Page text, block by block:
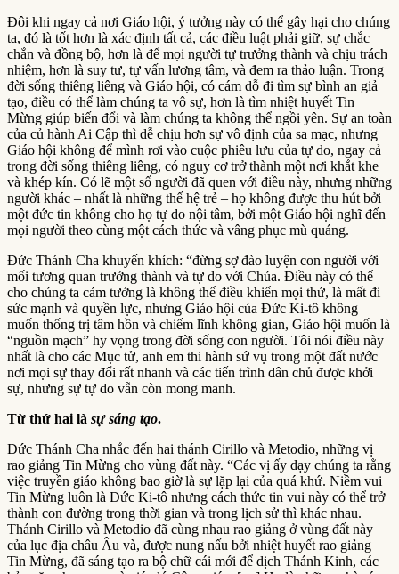
Đôi khi ngay cả nơi Giáo hội, ý tưởng này có thể gây hại cho chúng
ta, đó là tốt hơn là xác định tất cả, các điều luật phải giữ, sự chắc
chắn và đồng bộ, hơn là để mọi người tự trưởng thành và chịu trách
nhiệm, hơn là suy tư, tự vấn lương tâm, và đem ra thảo luận. Trong
đời sống thiêng liêng và Giáo hội, có cám dỗ đi tìm sự bình an giả
tạo, điều có thể làm chúng ta vô sự, hơn là tìm nhiệt huyết Tin
Mừng giúp biến đổi và làm chúng ta không thể ngồi yên. Sự an toàn
của củ hành Ai Cập thì dễ chịu hơn sự vô định của sa mạc, nhưng
Giáo hội không để mình rơi vào cuộc phiêu lưu của tự do, ngay cả
trong đời sống thiêng liêng, có nguy cơ trở thành một nơi khắt khe
và khép kín. Có lẽ một số người đã quen với điều này, nhưng những
người khác – nhất là những thế hệ trẻ – họ không được thu hút bởi
một đức tin không cho họ tự do nội tâm, bởi một Giáo hội nghĩ đến
mọi người theo cùng một cách thức và vâng phục mù quáng.
Đức Thánh Cha khuyến khích: “đừng sợ đào luyện con người với
mối tương quan trưởng thành và tự do với Chúa. Điều này có thể
cho chúng ta cảm tưởng là không thể điều khiển mọi thứ, là mất đi
sức mạnh và quyền lực, nhưng Giáo hội của Đức Ki-tô không
muốn thống trị tâm hồn và chiếm lĩnh không gian, Giáo hội muốn là
“nguồn mạch” hy vọng trong đời sống con người. Tôi nói điều này
nhất là cho các Mục tử, anh em thi hành sứ vụ trong một đất nước
nơi mọi sự thay đổi rất nhanh và các tiến trình dân chủ được khởi
sự, nhưng sự tự do vẫn còn mong manh.
Từ thứ hai là sự sáng tạo.
Đức Thánh Cha nhắc đến hai thánh Cirillo và Metodio, những vị
rao giảng Tin Mừng cho vùng đất này. “Các vị ấy dạy chúng ta rằng
việc truyền giáo không bao giờ là sự lặp lại của quá khứ. Niềm vui
Tin Mừng luôn là Đức Ki-tô nhưng cách thức tin vui này có thể trở
thành con đường trong thời gian và trong lịch sử thì khác nhau.
Thánh Cirillo và Metodio đã cùng nhau rao giảng ở vùng đất này
của lục địa châu Âu và, được nung nấu bởi nhiệt huyết rao giảng
Tin Mừng, đã sáng tạo ra bộ chữ cái mới để dịch Thánh Kinh, các